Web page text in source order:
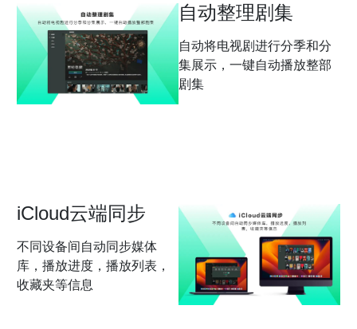
自动整理剧集
自动将电视剧进行分季和分
集展示，一键自动播放整部
剧集
iCloud云端同步
不同设备间自动同步媒体
库，播放进度，播放列表，
收藏夹等信息